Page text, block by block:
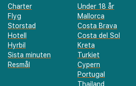
Charter
Flyg
Storstad
Hotell
Hyrbil
Sista minuten
Resmål
Under 18 år
Mallorca
Costa Brava
Costa del Sol
Kreta
Turkiet
Cypern
Portugal
Thailand